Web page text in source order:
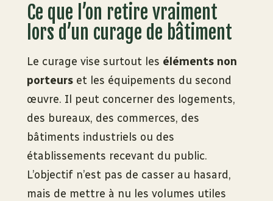
Ce que l’on retire vraiment
lors d’un curage de bâtiment
Le curage vise surtout les éléments non
porteurs et les équipements du second
œuvre. Il peut concerner des logements,
des bureaux, des commerces, des
bâtiments industriels ou des
établissements recevant du public.
L’objectif n’est pas de casser au hasard,
mais de mettre à nu les volumes utiles